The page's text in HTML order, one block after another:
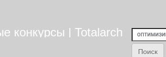
конкурсы | Totalarch